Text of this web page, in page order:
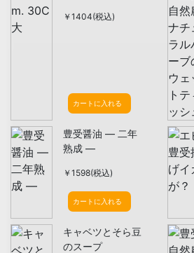
￥1404(税込)
カートに入れる
豊受醤油 ― 二年
熟成 ―
￥1598(税込)
カートに入れる
キャベツとそら豆
のスープ